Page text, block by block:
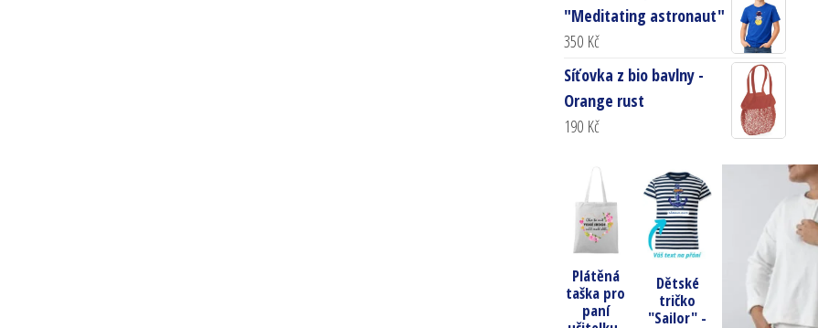
"Meditating astronaut"
350 Kč
Síťovka z bio bavlny -
Orange rust
190 Kč
Plátěná
taška pro
paní
Dětské
tričko
"Sailor" -